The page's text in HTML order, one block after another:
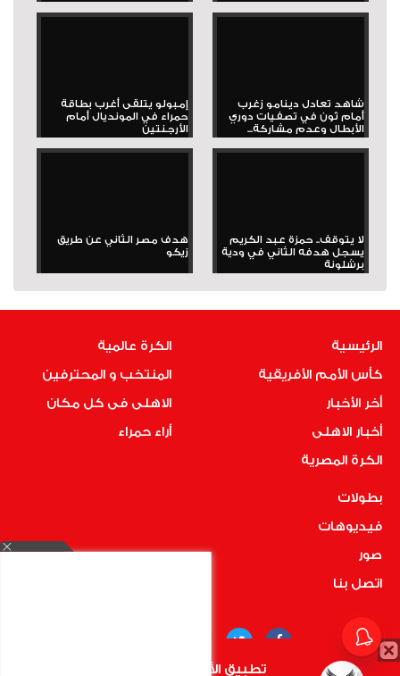
شاهد تعادل دينامو زغرب
أمام ثون في تصفيات دوري
الأبطال وعدم مشاركة...
إمبولو يتلقى أغرب بطاقة
حمراء في المونديال أمام
الأرجنتين
لا يتوقف.. حمزة عبد الكريم
يسجل هدفه الثاني في ودية
برشلونة
هدف مصر الثاني عن طريق
زيكو
الرئيسية
كأس الأمم الأفريقية
أخر الأخبار
أخبار الاهلى
الكرة المصرية
الكرة عالمية
المنتخب و المحترفين
الاهلى فى كل مكان
أراء حمراء
بطولات
فيديوهات
صور
اتصل بنا
تطبيق الأهلي.كوم متاح الأن